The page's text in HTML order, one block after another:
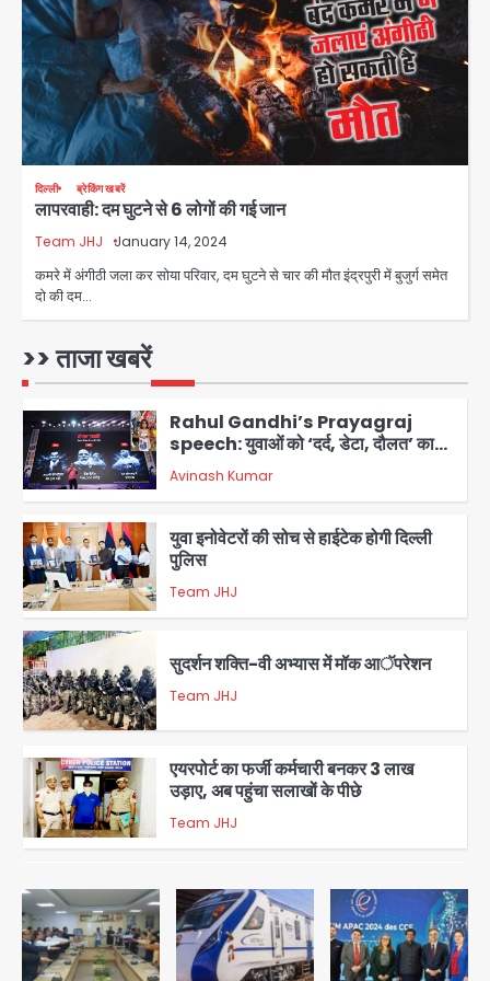
दिल्ली ब्रेकिंग खबरें
लापरवाही: दम घुटने से 6 लोगों की गई जान
Team JHJ January 14, 2024
कमरे में अंगीठी जला कर सोया परिवार, दम घुटने से चार की मौत इंद्रपुरी में बुजुर्ग समेत
दो की दम…
>> ताजा खबरें
3
Team JHJ
4
सुदर्शन शक्ति-वी अभ्यास में मॉक आॅपरेशन
Team JHJ
उड़ाए, अब पहुंचा सलाखों के पीछे
Team JHJ
1
साल की मेड ने की खुदकुशी, शरीर पर नहीं मिली
2
Rahul Gandhi’s Prayagraj
speech: युवाओं को ‘दर्द, डेटा, दौलत’ का
संदेश, बीजेपी का वार
Avinash Kumar
3
युवा इनोवेटरों की सोच से हाईटेक होगी दिल्ली
पुलिस
Team JHJ
4
सुदर्शन शक्ति-वी अभ्यास में मॉक आॅपरेशन
Team JHJ
5
एयरपोर्ट का फर्जी कर्मचारी बनकर 3 लाख
उड़ाए, अब पहुंचा सलाखों के पीछे
Team JHJ
1
Noida Sector-49: सेक्टर-49 में 18
साल की मेड ने की खुदकुशी, शरीर पर नहीं मिली
कोई बाहरी
Avinash Kumar